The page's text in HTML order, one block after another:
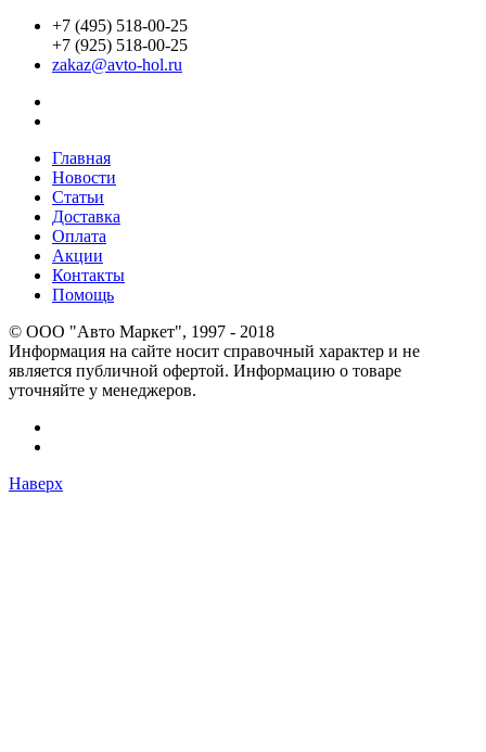
+7 (495) 518-00-25
+7 (925) 518-00-25
zakaz@avto-hol.ru
Главная
Новости
Статьи
Доставка
Оплата
Акции
Контакты
Помощь
© OOO "Авто Маркет", 1997 - 2018
Информация на сайте носит справочный характер и не
является публичной офертой. Информацию о товаре
уточняйте у менеджеров.
Наверх